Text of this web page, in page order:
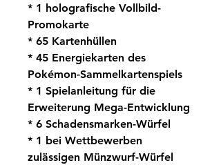
* 1 holografische Vollbild-
Promokarte
* 65 Kartenhüllen
* 45 Energiekarten des
Pokémon-Sammelkartenspiels
* 1 Spielanleitung für die
Erweiterung Mega-Entwicklung
* 6 Schadensmarken-Würfel
* 1 bei Wettbewerben
zulässigen Münzwurf-Würfel